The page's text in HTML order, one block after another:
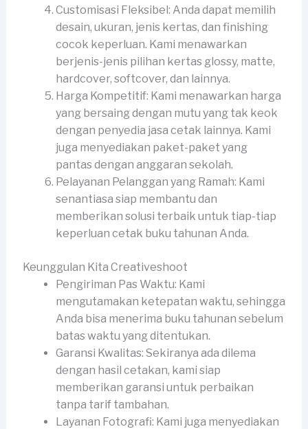
Customisasi Fleksibel: Anda dapat memilih
desain, ukuran, jenis kertas, dan finishing
cocok keperluan. Kami menawarkan
berjenis-jenis pilihan kertas glossy, matte,
hardcover, softcover, dan lainnya.
Harga Kompetitif: Kami menawarkan harga
yang bersaing dengan mutu yang tak keok
dengan penyedia jasa cetak lainnya. Kami
juga menyediakan paket-paket yang
pantas dengan anggaran sekolah.
Pelayanan Pelanggan yang Ramah: Kami
senantiasa siap membantu dan
memberikan solusi terbaik untuk tiap-tiap
keperluan cetak buku tahunan Anda.
Keunggulan Kita Creativeshoot
Pengiriman Pas Waktu: Kami
mengutamakan ketepatan waktu, sehingga
Anda bisa menerima buku tahunan sebelum
batas waktu yang ditentukan.
Garansi Kwalitas: Sekiranya ada dilema
dengan hasil cetakan, kami siap
memberikan garansi untuk perbaikan
tanpa tarif tambahan.
Layanan Fotografi: Kami juga menyediakan